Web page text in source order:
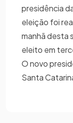
presidência
eleição foi
manhã desta
eleito em
O novo
Santa